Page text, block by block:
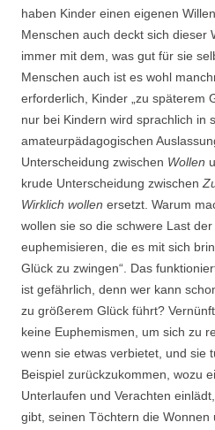
haben Kinder einen eigenen
Menschen auch deckt sich dieser
immer mit dem, was gut für sie
Menschen auch ist es wohl
erforderlich, Kinder „zu späterem
nur bei Kindern wird sprachlich in
amateurpädagogischen
Unterscheidung zwischen Wollen
krude Unterscheidung zwischen
Wirklich wollen ersetzt. Warum
wollen sie so die schwere Last
euphemisieren, die es mit sich
Glück zu zwingen“. Das
ist gefährlich, denn wer kann
zu größerem Glück führt?
keine Euphemismen, um sich zu
wenn sie etwas verbietet, und sie
Beispiel zurückzukommen, wozu
Unterlaufen und Verachten
gibt, seinen Töchtern die Wonnen